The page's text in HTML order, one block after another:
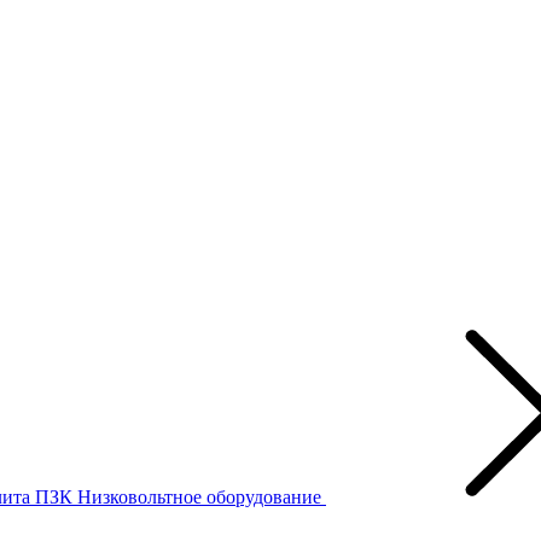
ПЗК Низковольтное оборудование